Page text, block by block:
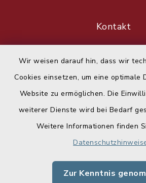
Wir weisen darauf hin, dass wir
Cookies einsetzen, um eine optimale
Website zu ermöglichen. Die
weiterer Dienste wird bei Bedarf
Weitere Informationen finden
Zur Kenntnis
Kontakt
Datenschutz
Impressum
Sitemap
Cookie-